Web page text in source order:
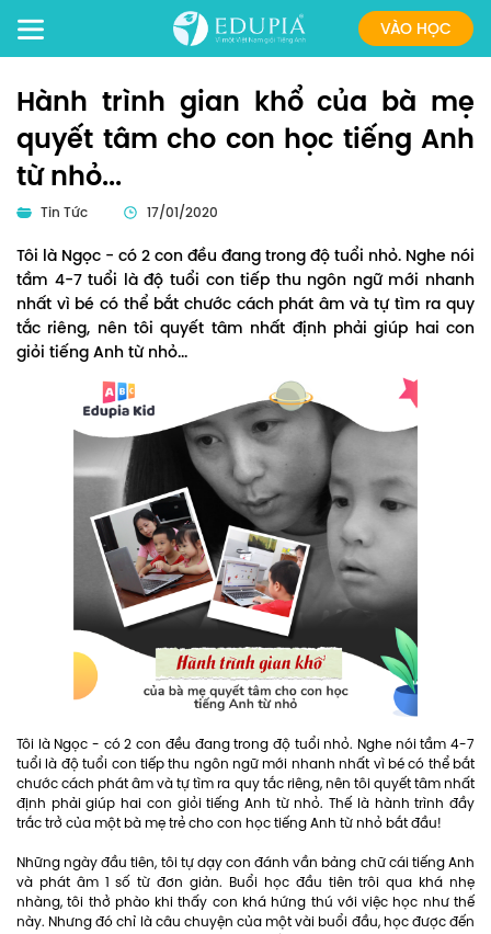
VÀO HỌC
Hành trình gian khổ của bà mẹ
quyết tâm cho con học tiếng Anh
từ nhỏ...
Tin Tức 17/01/2020
Tôi là Ngọc - có 2 con đều đang trong độ tuổi nhỏ. Nghe nói
tầm 4-7 tuổi là độ tuổi con tiếp thu ngôn ngữ mới nhanh
nhất vì bé có thể bắt chước cách phát âm và tự tìm ra quy
tắc riêng, nên tôi quyết tâm nhất định phải giúp hai con
giỏi tiếng Anh từ nhỏ...
Tôi là Ngọc - có 2 con đều đang trong độ tuổi nhỏ. Nghe nói tầm 4-7
tuổi là độ tuổi con tiếp thu ngôn ngữ mới nhanh nhất vì bé có thể bắt
chước cách phát âm và tự tìm ra quy tắc riêng, nên tôi quyết tâm nhất
định phải giúp hai con giỏi tiếng Anh từ nhỏ. Thế là hành trình đầy
trắc trở của một bà mẹ trẻ cho con học tiếng Anh từ nhỏ bắt đầu!
Những ngày đầu tiên, tôi tự dạy con đánh vần bảng chữ cái tiếng Anh
và phát âm 1 số từ đơn giản. Buổi học đầu tiên trôi qua khá nhẹ
nhàng, tôi thở phào khi thấy con khá hứng thú với việc học như thế
này. Nhưng đó chỉ là câu chuyện của một vài buổi đầu, học được đến